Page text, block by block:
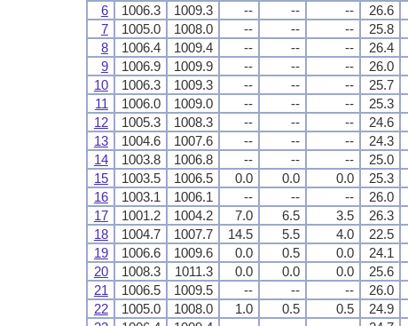
6
1006.3 1009.3 -- -- -- 26.6
7
1005.0 1008.0 -- -- -- 25.8
8
1006.4 1009.4 -- -- -- 26.4
9
1006.9 1009.9 -- -- -- 26.0
10
1006.3 1009.3 -- -- -- 25.7
11
1006.0 1009.0 -- -- -- 25.3
12
1005.3 1008.3 -- -- -- 24.6
13
1004.6 1007.6 -- -- -- 24.3
14
1003.8 1006.8 -- -- -- 25.0
15
1003.5 1006.5 0.0 0.0 0.0 25.3
16
1003.1 1006.1 -- -- -- 26.0
17
1001.2 1004.2 7.0 6.5 3.5 26.3
18
1004.7 1007.7 14.5 5.5 4.0 22.5
19
1006.6 1009.6 0.0 0.5 0.0 24.1
20
1008.3 1011.3 0.0 0.0 0.0 25.6
21
1006.5 1009.5 -- -- -- 26.0
22
1005.0 1008.0 1.0 0.5 0.5 24.9